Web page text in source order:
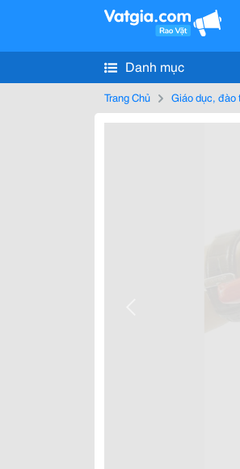
Danh mục
Trang Chủ Giáo dục, đào